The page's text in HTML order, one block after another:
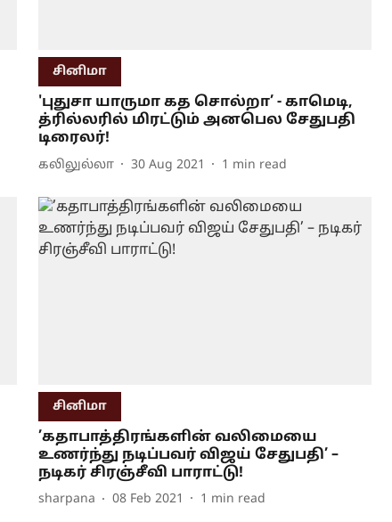
சினிமா
'புதுசா யாருமா கத சொல்றா’ - காமெடி,
த்ரில்லரில் மிரட்டும் அனபெல சேதுபதி
டிரைலர்!
கலிலுல்லா 30 Aug 2021 1 min read
சினிமா
’கதாபாத்திரங்களின் வலிமையை
உணர்ந்து நடிப்பவர் விஜய் சேதுபதி’ –
நடிகர் சிரஞ்சீவி பாராட்டு!
sharpana 08 Feb 2021 1 min read